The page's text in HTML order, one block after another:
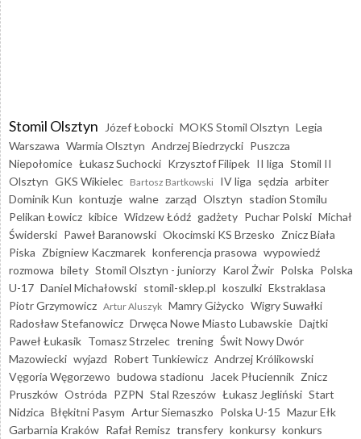
Stomil Olsztyn Józef Łobocki MOKS Stomil Olsztyn Legia
Warszawa Warmia Olsztyn Andrzej Biedrzycki Puszcza
Niepołomice Łukasz Suchocki Krzysztof Filipek II liga Stomil II
Olsztyn GKS Wikielec Bartosz Bartkowski IV liga sędzia arbiter
Dominik Kun kontuzje walne zarząd Olsztyn stadion Stomilu
Pelikan Łowicz kibice Widzew Łódź gadżety Puchar Polski Michał
Świderski Paweł Baranowski Okocimski KS Brzesko Znicz Biała
Piska Zbigniew Kaczmarek konferencja prasowa wypowiedź
rozmowa bilety Stomil Olsztyn - juniorzy Karol Żwir Polska Polska
U-17 Daniel Michałowski stomil-sklep.pl koszulki Ekstraklasa
Piotr Grzymowicz Artur Aluszyk Mamry Giżycko Wigry Suwałki
Radosław Stefanowicz Drwęca Nowe Miasto Lubawskie Dajtki
Paweł Łukasik Tomasz Strzelec trening Świt Nowy Dwór
Mazowiecki wyjazd Robert Tunkiewicz Andrzej Królikowski
Vęgoria Węgorzewo budowa stadionu Jacek Płuciennik Znicz
Pruszków Ostróda PZPN Stal Rzeszów Łukasz Jegliński Start
Nidzica Błękitni Pasym Artur Siemaszko Polska U-15 Mazur Ełk
Garbarnia Kraków Rafał Remisz transfery konkursy konkurs